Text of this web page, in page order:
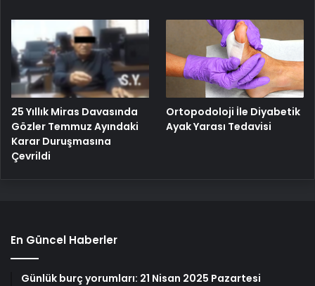
25 Yıllık Miras Davasında
Gözler Temmuz Ayındaki
Karar Duruşmasına
Çevrildi
Ortopodoloji İle Diyabetik
Ayak Yarası Tedavisi
En Güncel Haberler
Günlük burç yorumları: 21 Nisan 2025 Pazartesi